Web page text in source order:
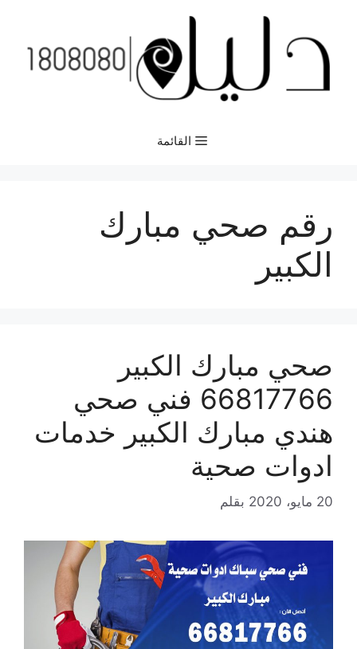
المحتوى
القائمة
رقم صحي مبارك
الكبير
صحي مبارك الكبير
66817766 فني صحي
هندي مبارك الكبير خدمات
ادوات صحية
20 مايو، 2020 بقلم